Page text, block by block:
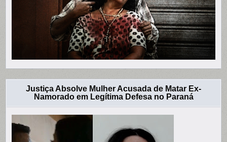
Justiça Absolve Mulher Acusada de Matar Ex-
Namorado em Legítima Defesa no Paraná